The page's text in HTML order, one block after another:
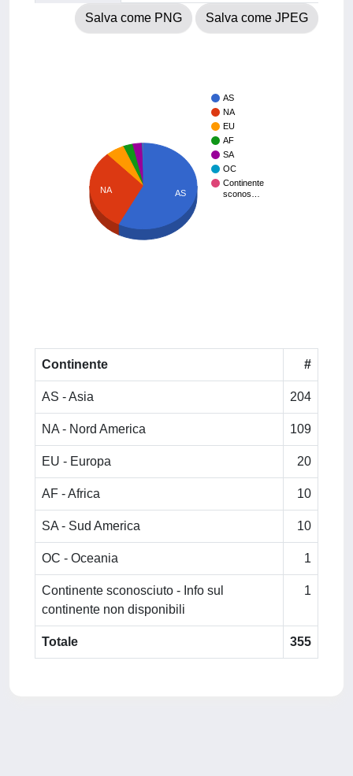
Salva come PNG Salva come JPEG
AS
NA
EU
AF
SA
OC
Continente
sconos…
NA AS
Continente #
AS - Asia 204
NA - Nord America 109
EU - Europa 20
AF - Africa 10
SA - Sud America 10
OC - Oceania 1
Continente sconosciuto - Info sul
continente non disponibili
1
Totale 355